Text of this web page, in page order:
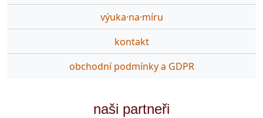
výuka·na·míru
kontakt
obchodní podmínky a GDPR
naši partneři